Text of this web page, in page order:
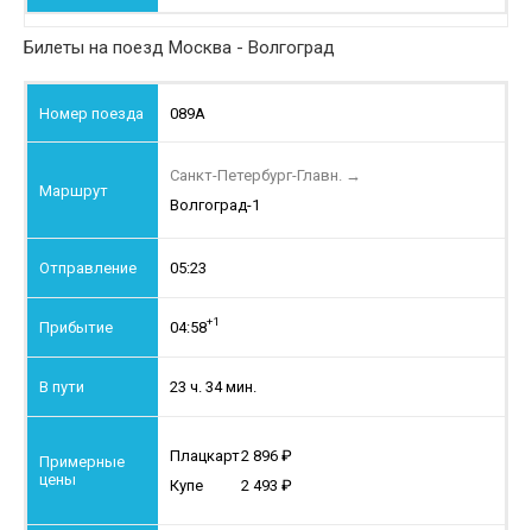
Билеты на поезд Москва - Волгоград
089А
Санкт-Петербург-Главн. →
Волгоград-1
05:23
04:58+1
23 ч. 34 мин.
Плацкарт2 896
Купе
2 493